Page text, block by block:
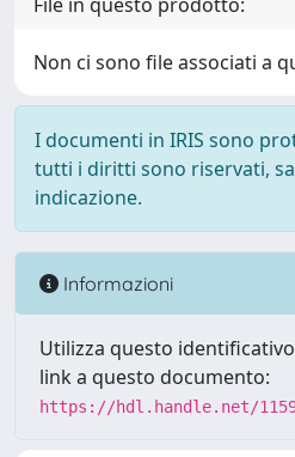
Non ci sono file associati a
I documenti in IRIS sono
tutti i diritti sono riservati,
indicazione.
Informazioni
Utilizza questo
link a questo documento:
https://hdl.handle.net/